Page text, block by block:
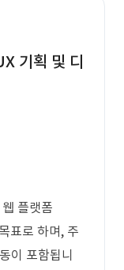
기획 및 디
플랫폼
표로 하며, 주
이 포함됩니